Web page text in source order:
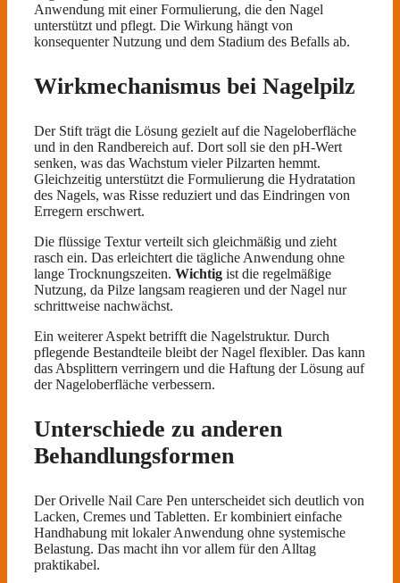
Anwendung mit einer Formulierung, die den Nagel
unterstützt und pflegt. Die Wirkung hängt von
konsequenter Nutzung und dem Stadium des Befalls ab.
Wirkmechanismus bei Nagelpilz
Der Stift trägt die Lösung gezielt auf die Nageloberfläche
und in den Randbereich auf. Dort soll sie den pH-Wert
senken, was das Wachstum vieler Pilzarten hemmt.
Gleichzeitig unterstützt die Formulierung die Hydratation
des Nagels, was Risse reduziert und das Eindringen von
Erregern erschwert.
Die flüssige Textur verteilt sich gleichmäßig und zieht
rasch ein. Das erleichtert die tägliche Anwendung ohne
lange Trocknungszeiten. Wichtig ist die regelmäßige
Nutzung, da Pilze langsam reagieren und der Nagel nur
schrittweise nachwächst.
Ein weiterer Aspekt betrifft die Nagelstruktur. Durch
pflegende Bestandteile bleibt der Nagel flexibler. Das kann
das Absplittern verringern und die Haftung der Lösung auf
der Nageloberfläche verbessern.
Unterschiede zu anderen
Behandlungsformen
Der Orivelle Nail Care Pen unterscheidet sich deutlich von
Lacken, Cremes und Tabletten. Er kombiniert einfache
Handhabung mit lokaler Anwendung ohne systemische
Belastung. Das macht ihn vor allem für den Alltag
praktikabel.